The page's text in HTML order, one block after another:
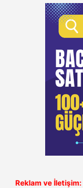
Reklam ve İletişim: